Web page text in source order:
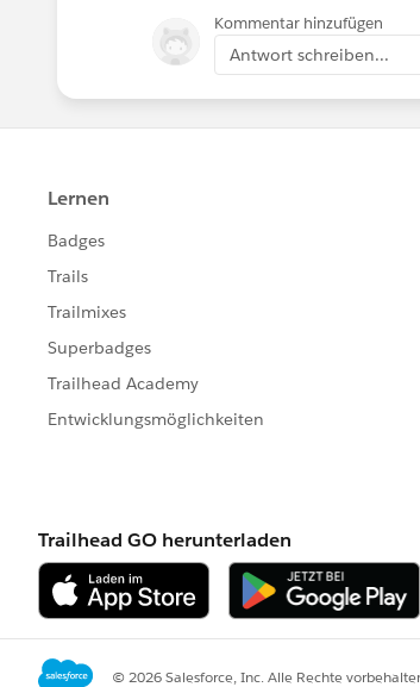
Kommentar hinzufügen
Antwort schreiben...